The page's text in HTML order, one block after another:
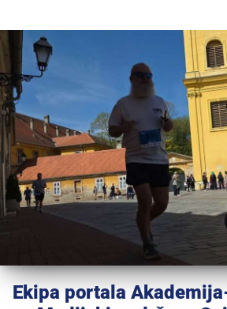
Ekipa portala